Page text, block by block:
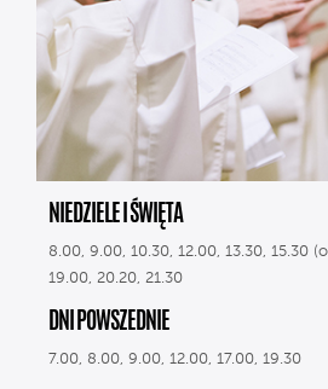
NIEDZIELE I ŚWIĘTA
8.00, 9.00, 10.30, 12.00, 13.30, 15.30
19.00, 20.20, 21.30
DNI POWSZEDNIE
7.00, 8.00, 9.00, 12.00, 17.00, 19.30